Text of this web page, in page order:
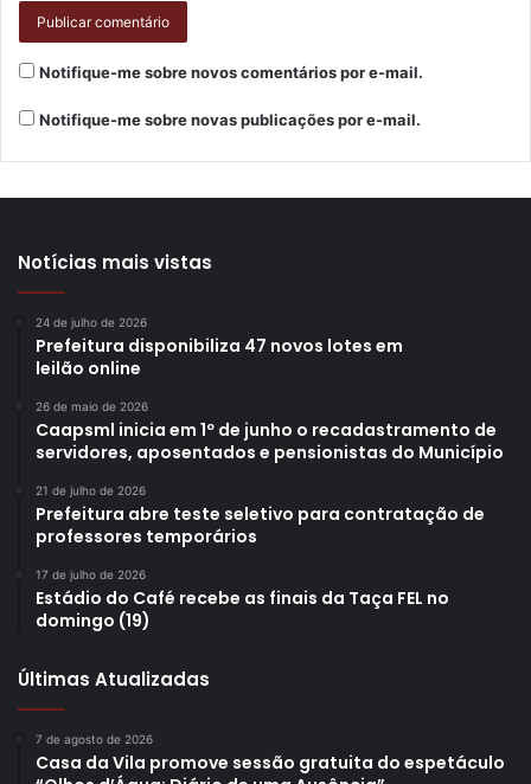
Infindável da vida urbana
Quietos, cuidadosos
Corpos trabalham
Trazem nas mãos um lenitivo
Alívio para os que chegam à vida
E para os que se despedem dela
Seja no primeiro choro
No anseio de voltar para casa
Notifique-me sobre novos comentários por e-mail.
Notifique-me sobre novas publicações por e-mail.
Notícias mais vistas
24 de julho de 2026
Prefeitura disponibiliza 47 novos lotes em
leilão online
26 de maio de 2026
Caapsml inicia em 1º de junho o recadastramento de
servidores, aposentados e pensionistas do Município
21 de julho de 2026
Prefeitura abre teste seletivo para contratação de
professores temporários
17 de julho de 2026
Estádio do Café recebe as finais da Taça FEL no
domingo (19)
Últimas Atualizadas
7 de agosto de 2026
Casa da Vila promove sessão gratuita do espetáculo